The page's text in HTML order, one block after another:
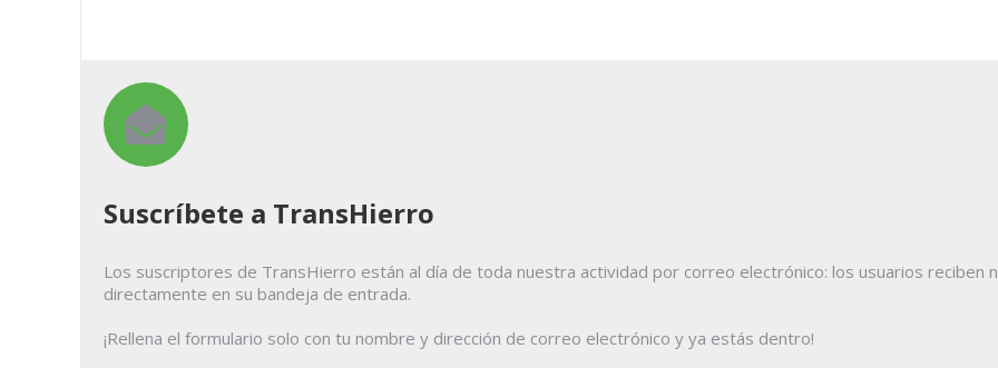
Suscríbete a TransHierro
Los suscriptores de TransHierro están al día de toda nuestra actividad por correo electrónico: los usuarios reciben
directamente en su bandeja de entrada.
¡Rellena el formulario solo con tu nombre y dirección de correo electrónico y ya estás dentro!